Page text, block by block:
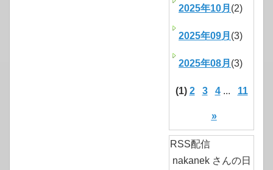
2025年10月 (2)
2025年09月 (3)
2025年08月 (3)
(1) 2 3 4... 11
»
RSS配信
nakanek さんの日